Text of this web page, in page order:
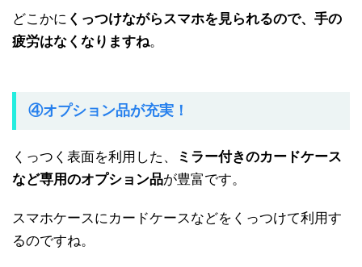
どこかに くっつけながらスマホを見られるので、手の
疲労はなくなりますね。
④オプション品が充実！
くっつく表面を利用した、
ミラー付きのカードケース
など専用のオプション品が豊富です。
スマホケースにカードケースなどをくっつけて利用す
るのですね。